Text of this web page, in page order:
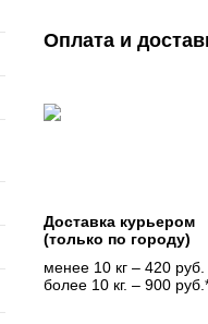
Оплата и
Доставка курьером
(только по городу)
менее 10 кг – 420 руб.
более 10 кг. – 900